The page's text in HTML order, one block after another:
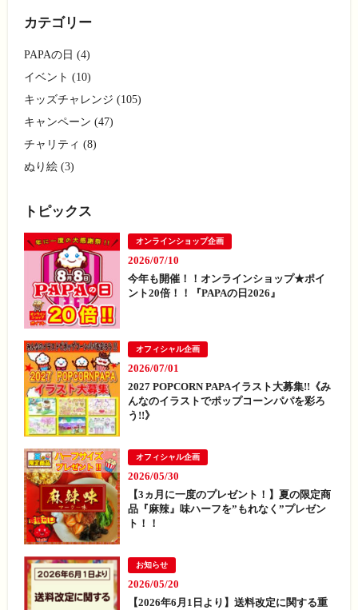
カテゴリー
PAPAの日 (4)
イベント (10)
キッズチャレンジ (105)
キャンペーン (47)
チャリティ (8)
ぬり絵 (3)
トピックス
オンラインショップ企画
2026/07/10
今年も開催！！オンラインショップ★ポイ
ント20倍！！『PAPAの日2026』
オフィシャル企画
2026/07/01
2027 POPCORN PAPAイラスト大募集!!《み
んなのイラストでポップコーンパパを彩ろ
う!!》
オフィシャル企画
2026/05/30
【3ヵ月に一度のプレゼント！】夏の限定商
品『麻辣』味ハーフを”もれなく”プレゼン
ト！！
お知らせ
2026/05/20
【2026年6月1日より】送料改定に関する重